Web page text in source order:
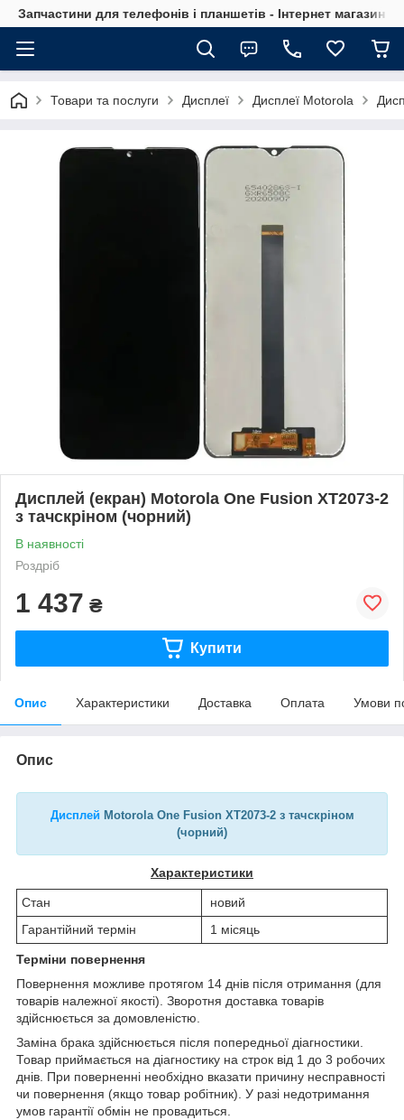
Запчастини для телефонів і планшетів - Інтернет магазин
Товари та послуги Дисплеї Дисплеї Motorola
Дисплей (екран) Motorola One Fusion XT2073-2
з тачскріном (чорний)
В наявності
Роздріб
1 437 ₴
Купити
Опис Характеристики Доставка Оплата Умови
Опис
Дисплей Motorola One Fusion XT2073-2 з тачскріном
(чорний)
Характеристики
Стан
новий
Гарантійний термін
1 місяць
Терміни повернення
Повернення можливе протягом 14 днів після отримання (для
товарів належної якості). Зворотня доставка товарів
здійснюється за домовленістю.
Заміна брака здійснюється після попередньої діагностики.
Товар приймається на діагностику на строк від 1 до 3 робочих
днів. При поверненні необхідно вказати причину несправності
чи повернення (якщо товар робітник). У разі недотримання
умов гарантії обмін не провадиться.